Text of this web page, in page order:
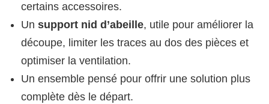
certains accessoires.
Un support nid d’abeille, utile pour améliorer la
découpe, limiter les traces au dos des pièces et
optimiser la ventilation.
Un ensemble pensé pour offrir une solution plus
complète dès le départ.